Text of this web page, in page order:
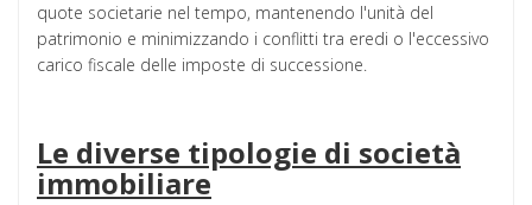
quote societarie nel tempo, mantenendo l'unità del
patrimonio e minimizzando i conflitti tra eredi o l'eccessivo
carico fiscale delle imposte di successione.
Le diverse tipologie di società
immobiliare